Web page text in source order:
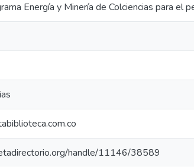
Energía y Minería de Colciencias para
handle/11146/38589